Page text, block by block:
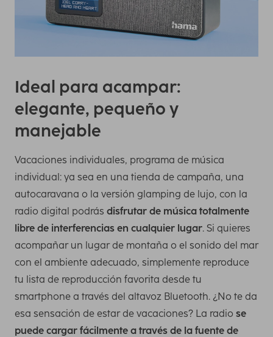
Ideal para acampar:
elegante, pequeño y
manejable
Vacaciones individuales, programa de música
individual: ya sea en una tienda de campaña, una
autocaravana o la versión glamping de lujo, con la
radio digital podrás disfrutar de música totalmente
libre de interferencias en cualquier lugar. Si quieres
acompañar un lugar de montaña o el sonido del mar
con el ambiente adecuado, simplemente reproduce
tu lista de reproducción favorita desde tu
smartphone a través del altavoz Bluetooth. ¿No te da
esa sensación de estar de vacaciones? La radio se
puede cargar fácilmente a través de la fuente de